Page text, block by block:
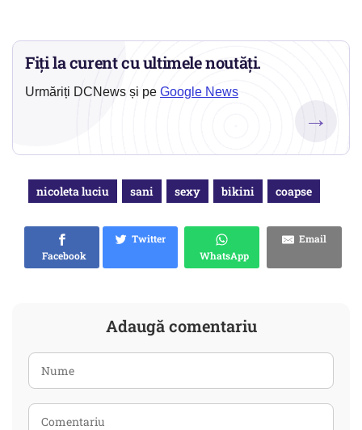
Fiți la curent cu ultimele noutăți.
Urmăriți DCNews și pe Google News
→
nicoleta luciu sani sexy bikini coapse
Facebook
Twitter
WhatsApp
Email
Adaugă comentariu